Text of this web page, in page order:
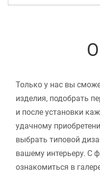
Только у нас вы
изделия, подобрать
и после установки
удачному
выбрать типовой
вашему интерьеру. С
ознакомиться в